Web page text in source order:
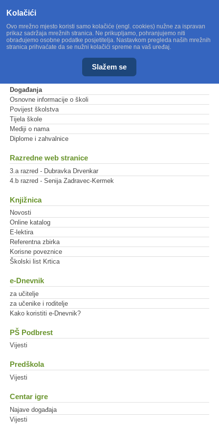
Događanja
Osnovne informacije o školi
Povijest školstva
Tijela škole
Mediji o nama
Diplome i zahvalnice
Razredne web stranice
3.a razred - Dubravka Drvenkar
4.b razred - Senija Zadravec-Kermek
Knjižnica
Novosti
Online katalog
E-lektira
Referentna zbirka
Korisne poveznice
Školski list Krtica
e-Dnevnik
za učitelje
za učenike i roditelje
Kako koristiti e-Dnevnik?
PŠ Podbrest
Vijesti
Predškola
Vijesti
Centar igre
Najave događaja
Vijesti
Kolačići
Ovo mrežno mjesto koristi samo kolačiće (engl. cookies) nužne za ispravan
prikaz sadržaja mrežnih stranica. Ne prikupljamo, pohranjujemo niti
obrađujemo osobne podatke posjetitelja. Nastavkom pregleda naših mrežnih
stranica prihvaćate da se nužni kolačići spreme na vaš uređaj.
Slažem se